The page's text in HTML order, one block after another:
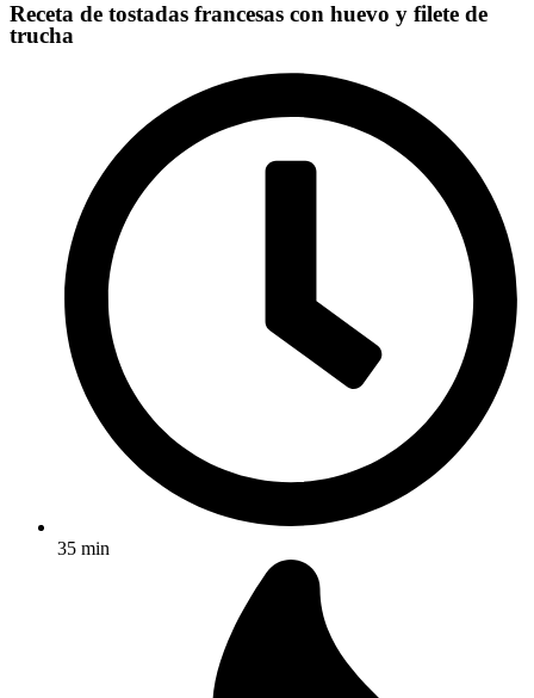
Receta de tostadas francesas con huevo y filete de
trucha
35 min